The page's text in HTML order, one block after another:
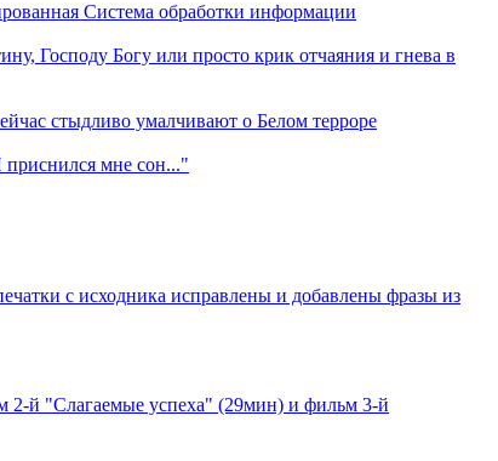
Система обработки информации
Господу Богу или просто крик отчаяния и гнева в
стыдливо умалчивают о Белом терроре
мне сон..."
с исходника исправлены и добавлены фразы из
2-й "Слагаемые успеха" (29мин) и фильм 3-й